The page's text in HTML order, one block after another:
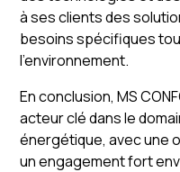
à ses clients des
besoins spécifiques
l'environnement.
En conclusion, MS
acteur clé dans le
énergétique, avec une
un engagement fort